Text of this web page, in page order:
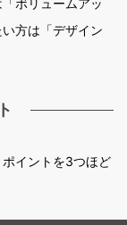
ボリュームアッ
方は「デザイン
イントを3つほど